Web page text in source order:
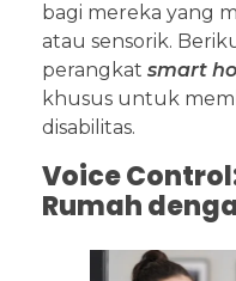
bagi mereka yang
atau sensorik.
perangkat smart
khusus untuk
disabilitas.
Voice
Rumah